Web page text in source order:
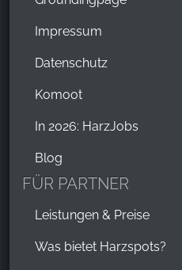
Impressum
Datenschutz
Komoot
In 2026: HarzJobs
Blog
FÜR PARTNER
Leistungen & Preise
Was bietet Harzspots?